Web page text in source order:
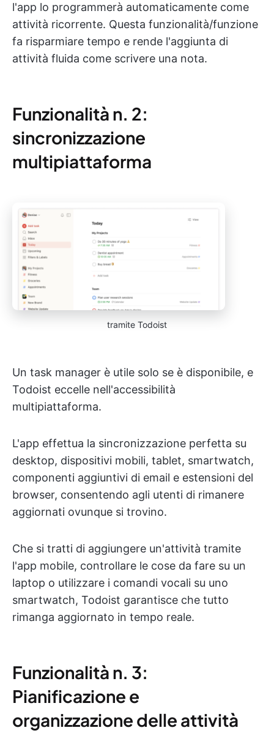
l'app lo programmerà automaticamente come
attività ricorrente. Questa funzionalità/funzione
fa risparmiare tempo e rende l'aggiunta di
attività fluida come scrivere una nota.
Funzionalità n. 2:
sincronizzazione
multipiattaforma
tramite Todoist
Un task manager è utile solo se è disponibile, e
Todoist eccelle nell'accessibilità
multipiattaforma.
L'app effettua la sincronizzazione perfetta su
desktop, dispositivi mobili, tablet, smartwatch,
componenti aggiuntivi di email e estensioni del
browser, consentendo agli utenti di rimanere
aggiornati ovunque si trovino.
Che si tratti di aggiungere un'attività tramite
l'app mobile, controllare le cose da fare su un
laptop o utilizzare i comandi vocali su uno
smartwatch, Todoist garantisce che tutto
rimanga aggiornato in tempo reale.
Funzionalità n. 3:
Pianificazione e
organizzazione delle attività